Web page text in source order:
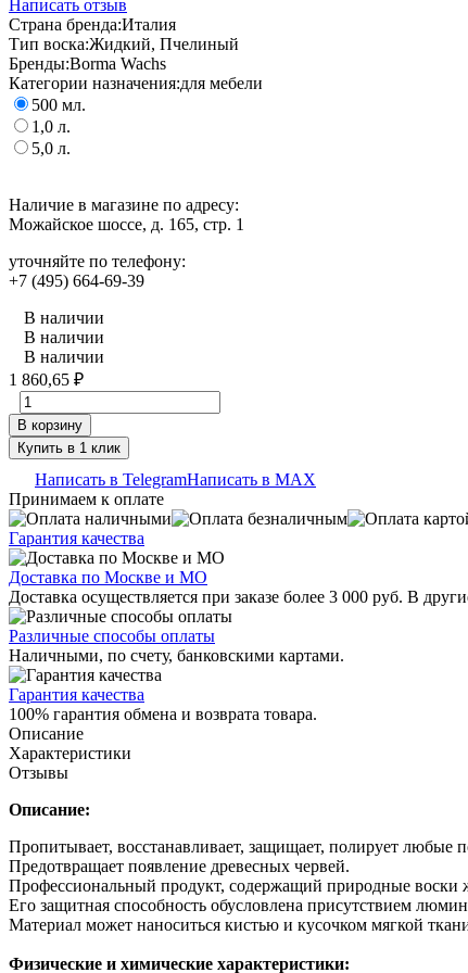
Написать отзыв
Страна бренда:Италия
Тип воска:Жидкий, Пчелиный
Бренды:Borma Wachs
Категории назначения:для мебели
500 мл.
1,0 л.
5,0 л.
Наличие в магазине по адресу:
Можайское шоссе, д. 165, стр. 1
уточняйте по телефону:
+7 (495) 664-69-39
В наличии
В наличии
В наличии
1 860,65 ₽
В корзину
Купить в 1 клик
Написать в TelegramНаписать в MAX
Принимаем к оплате
Гарантия качества
Доставка по Москве и МО
Доставка осуществляется при заказе более 3 000 руб. В
Различные способы оплаты
Наличными, по счету, банковскими картами.
Гарантия качества
100% гарантия обмена и возврата товара.
Описание
Характеристики
Отзывы
Описание:
Пропитывает, восстанавливает, защищает, полирует любые
Предотвращает появление древесных червей.
Профессиональный продукт, содержащий природные воски
Его защитная способность обусловлена присутствием
Материал может наноситься кистью и кусочком мягкой
Физические и химические характеристики: